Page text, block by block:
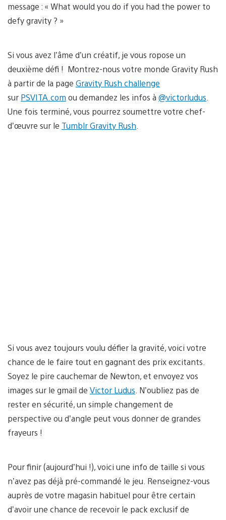
message : « What would you do if you had the power to
defy gravity ? »
Si vous avez l’âme d’un créatif, je vous ropose un
deuxième défi ! Montrez-nous votre monde Gravity Rush
à partir de la page Gravity Rush challenge
sur PSVITA.com ou demandez les infos à @victorludus
Une fois terminé, vous pourrez soumettre votre chef-
d’œuvre sur le Tumblr Gravity Rush
Si vous avez toujours voulu défier la gravité, voici votre
chance de le faire tout en gagnant des prix excitants.
Soyez le pire cauchemar de Newton, et envoyez vos
images sur le gmail de Victor Ludus . N’oubliez pas de
rester en sécurité, un simple changement de
perspective ou d’angle peut vous donner de grandes
frayeurs !
Pour finir (aujourd’hui !), voici une info de taille si vous
n’avez pas déjà pré-commandé le jeu. Renseignez-vous
auprès de votre magasin habituel pour être certain
d’avoir une chance de recevoir le pack exclusif de